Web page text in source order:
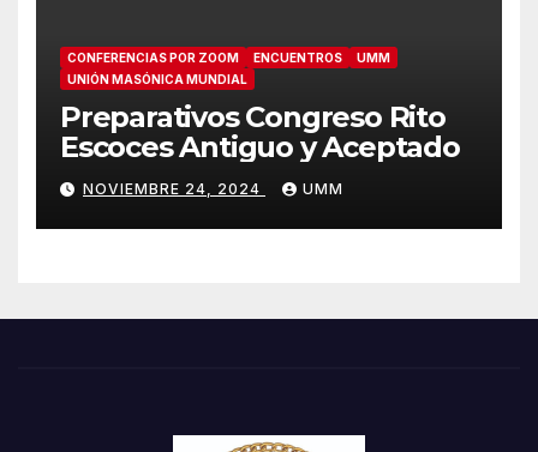
CONFERENCIAS POR ZOOM ENCUENTROS
UMM
UNIÓN MASÓNICA MUNDIAL
Preparativos Congreso Rito
Escoces Antiguo y Aceptado
NOVIEMBRE 24, 2024 UMM